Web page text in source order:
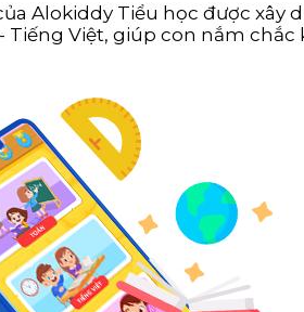
Alokiddy Tiểu học được xây
Tiếng Việt, giúp con nắm